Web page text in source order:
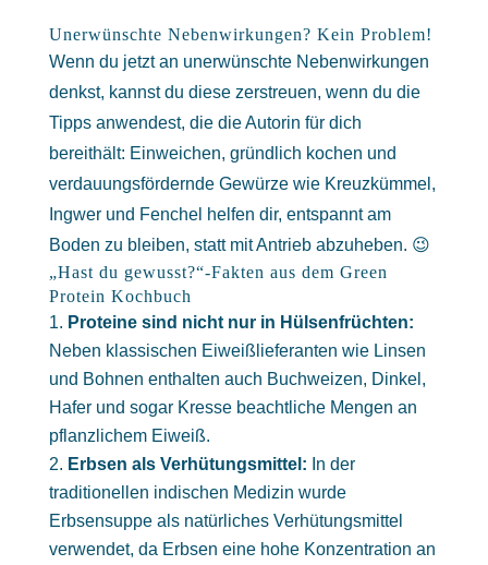
Unerwünschte Nebenwirkungen? Kein Problem!
Wenn du jetzt an unerwünschte Nebenwirkungen
denkst, kannst du diese zerstreuen, wenn du die
Tipps anwendest, die die Autorin für dich
bereithält: Einweichen, gründlich kochen und
verdauungsfördernde Gewürze wie Kreuzkümmel,
Ingwer und Fenchel helfen dir, entspannt am
Boden zu bleiben, statt mit Antrieb abzuheben. 😉
„Hast du gewusst?“-Fakten aus dem Green
Protein Kochbuch
Proteine sind nicht nur in Hülsenfrüchten:
Neben klassischen Eiweißlieferanten wie Linsen
und Bohnen enthalten auch Buchweizen, Dinkel,
Hafer und sogar Kresse beachtliche Mengen an
pflanzlichem Eiweiß.
Erbsen als Verhütungsmittel: In der
traditionellen indischen Medizin wurde
Erbsensuppe als natürliches Verhütungsmittel
verwendet, da Erbsen eine hohe Konzentration an